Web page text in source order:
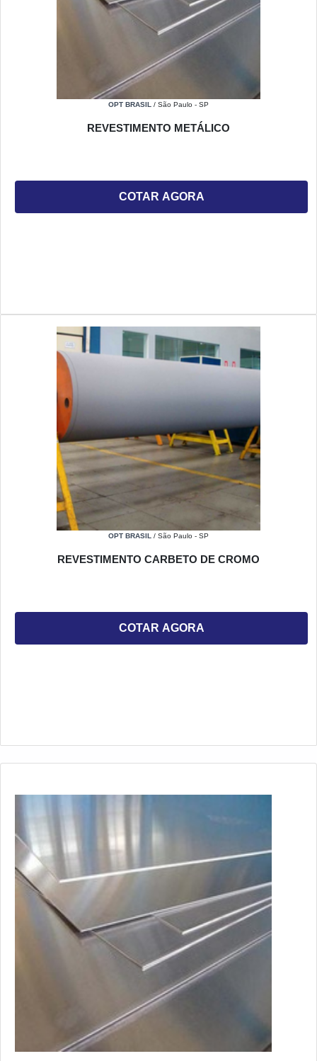
OPT BRASIL / São Paulo - SP
REVESTIMENTO METÁLICO
COTAR AGORA
OPT BRASIL / São Paulo - SP
REVESTIMENTO CARBETO DE CROMO
COTAR AGORA